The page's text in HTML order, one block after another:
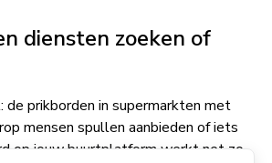
diensten zoeken of
prikborden in supermarkten met
mensen spullen aanbieden of iets
op jouw buurtplatform werkt net zo,